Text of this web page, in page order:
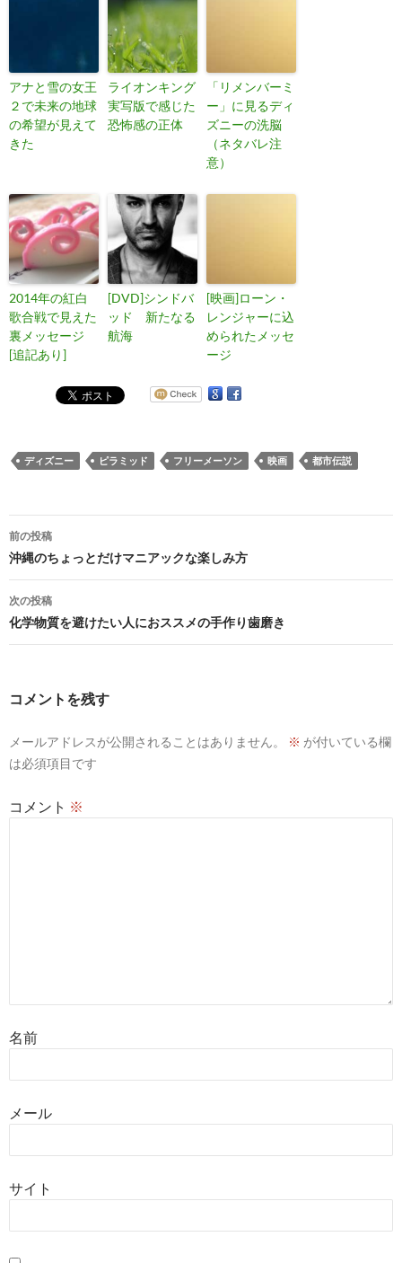
アナと雪の女王
２で未来の地球
の希望が見えて
きた
ライオンキング
実写版で感じた
恐怖感の正体
「リメンバーミ
ー」に見るディ
ズニーの洗脳
（ネタバレ注
意）
2014年の紅白
歌合戦で見えた
裏メッセージ
[追記あり]
[DVD]シンドバ
ッド 新たなる
航海
[映画]ローン・
レンジャーに込
められたメッセ
ージ
ディズニー ピラミッド フリーメーソン 映画 都市伝説
投
稿
ナ
ビ
ョ
前の投稿
沖縄のちょっとだけマニアックな楽しみ方
次の投稿
化学物質を避けたい人におススメの手作り歯磨き
コメントを残す
メールアドレスが公開されることはありません。 ※ が付いている欄
は必須項目です
コメント ※
名前
メール
サイト